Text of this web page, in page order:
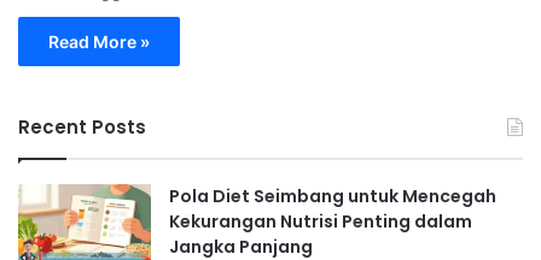
Read More »
Recent Posts
Pola Diet Seimbang untuk Mencegah
Kekurangan Nutrisi Penting dalam
Jangka Panjang